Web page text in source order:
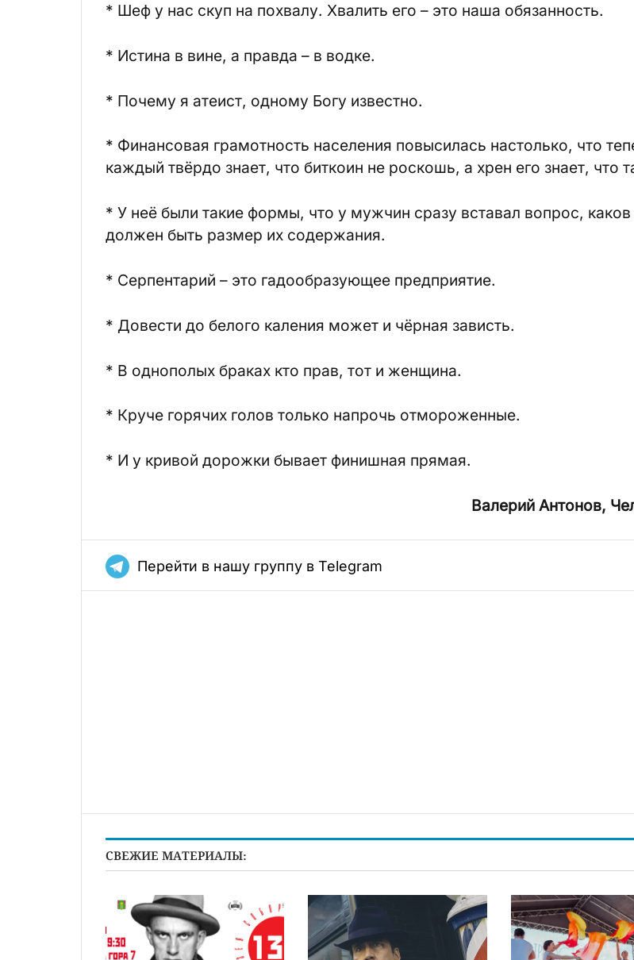
* Шеф у нас скуп на похвалу. Хвалить его – это наша обязанность.
* Истина в вине, а правда – в водке.
* Почему я атеист, одному Богу известно.
* Финансовая грамотность населения повысилась настолько, что
каждый твёрдо знает, что биткоин не роскошь, а хрен его знает, что
* У неё были такие формы, что у мужчин сразу вставал вопрос,
должен быть размер их содержания.
* Серпентарий – это гадообразующее предприятие.
* Довести до белого каления может и чёрная зависть.
* В однополых браках кто прав, тот и женщина.
* Круче горячих голов только напрочь отмороженные.
* И у кривой дорожки бывает финишная прямая.
Валерий Антонов,
Перейти в нашу группу в Telegram
СВЕЖИЕ МАТЕРИАЛЫ: